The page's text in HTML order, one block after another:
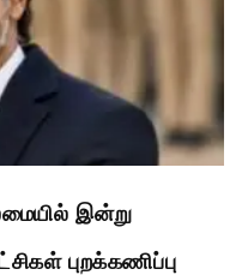
இன்று
புறக்கணிப்பு